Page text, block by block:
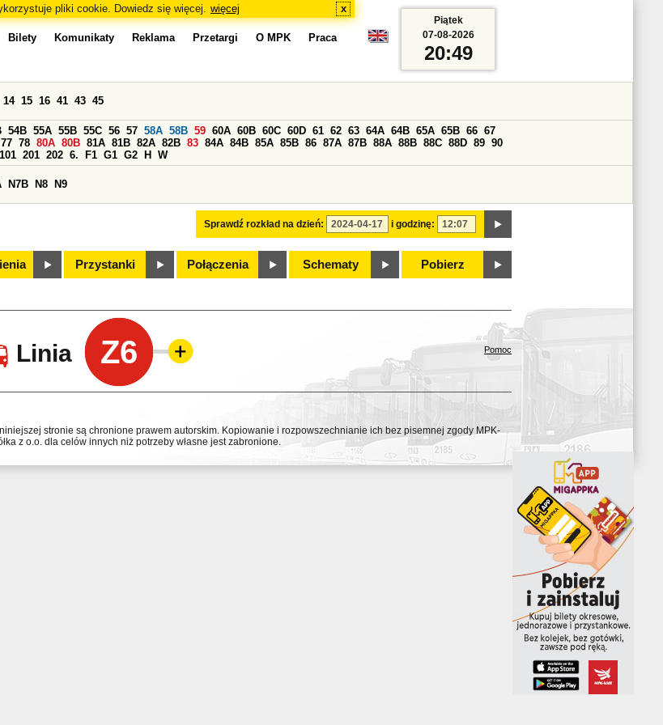
pliki cookie. Dowiedz się więcej. więcej x
Bilety Komunikaty Reklama Przetargi O MPK Praca
Sprawdź rozkład na dzień: i godzinę:
14 15 16 41 43 45
54B 55A 55B 55C 56 57 58A 58B 59 60A 60B 60C 60D 61 62 63 64A 64B 65A 65B 66 67
77 78 80A 80B 81A 81B 82A 82B 83 84A 84B 85A 85B 86 87A 87B 88A 88B 88C 88D 89 90
101 201 202 6. F1 G1 G2 H W
N7B N8 N9
Przystanki Połączenia Schematy Pobierz
Piątek
07-08-2026
20:49
Linia Z6 Pomoc
stronie są chronione prawem autorskim. Kopiowanie i rozpowszechnianie ich bez pisemnej zgody MPK-
z o.o. dla celów innych niż potrzeby własne jest zabronione.